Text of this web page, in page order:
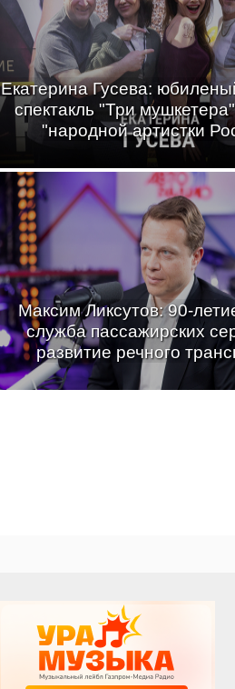
Екатерина Гусева:
спектакль "Три
"народной артистки
Максим Ликсутов: 90-
служба пассажирских
развитие речного